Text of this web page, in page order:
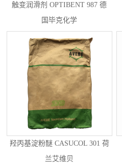
触变润滑剂 OPTIBENT 987 德
国毕克化学
羟丙基淀粉醚 CASUCOL 301 荷
兰艾维贝